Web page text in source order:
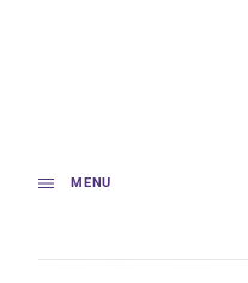
MENU
Accueil [LYON TASTING J-